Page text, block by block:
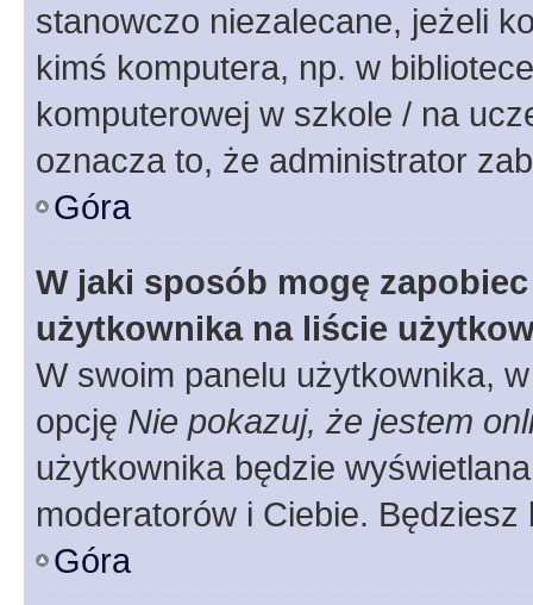
stanowczo niezalecane, jeżeli
kimś komputera, np. w
komputerowej w szkole / na
oznacza to, że administrator
Góra
W jaki sposób mogę
użytkownika na liście
W swoim panelu użytkownika,
opcję Nie pokazuj, że jestem
użytkownika będzie
moderatorów i Ciebie.
Góra